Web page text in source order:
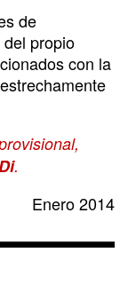
de
propio
con la
.
Enero 2014